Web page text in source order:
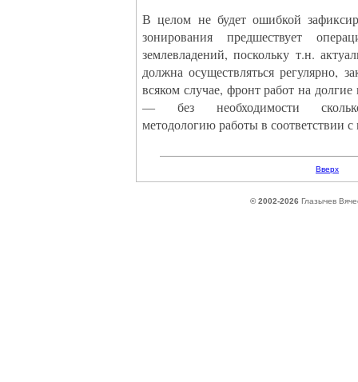
В целом не будет ошибкой
зонирования предшествует
землевладений, поскольку т.н.
должна осуществляться регулярно,
всяком случае, фронт работ на
— без необходимости сколько-
методологию работы в соответствии
Вверх
© 2002-2026 Глазычев